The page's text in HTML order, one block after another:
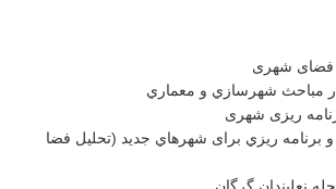
فضای شهری
در مباحث شهرسازي و معماري
ریزی شهری
و برنامه ريزي برای شهرهاي جديد (تحلیل فضا